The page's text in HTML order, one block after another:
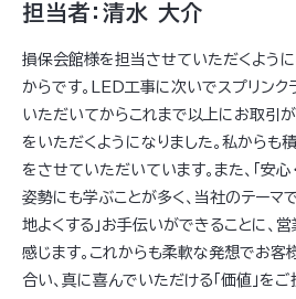
担当者：清水 大介
損保会館様を担当させていただくよう
からです。LED工事に次いでスプリン
いただいてからこれまで以上にお取引
をいただくようになりました。私から
をさせていただいています。また、「安心
姿勢にも学ぶことが多く、当社のテーマ
地よくする」お手伝いができることに、
感じます。これからも柔軟な発想でお
合い、真に喜んでいただける「価値」を